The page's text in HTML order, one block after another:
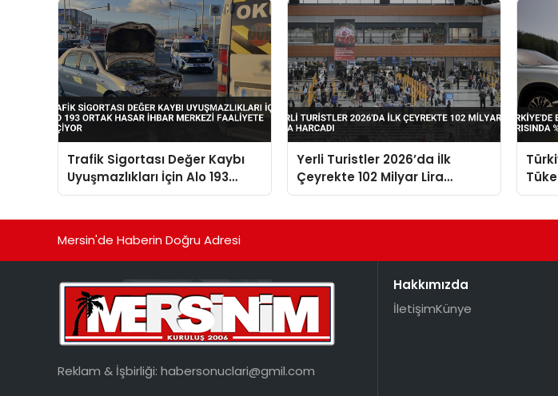
Trafik Sigortası Değer Kaybı
Uyuşmazlıkları İçin Alo 193
Ortak Hasar İhbar Merkezi
Yerli Turistler 2026’da İlk
Çeyrekte 102 Milyar Lira
Harcadı
Mersin'de Haberin Doğru Adresi
Reklam & İşbirliği: habersonuclari@gmil.com
Hakkımızda
İletişimKünye